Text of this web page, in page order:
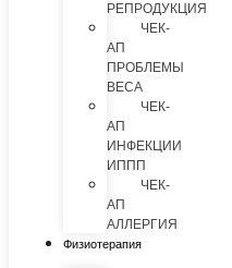
РЕПРОДУКЦИЯ
ЧЕК-
АП
ПРОБЛЕМЫ
ВЕСА
ЧЕК-
АП
ИНФЕКЦИИ
ИППП
ЧЕК-
АП
АЛЛЕРГИЯ
Физиотерапия